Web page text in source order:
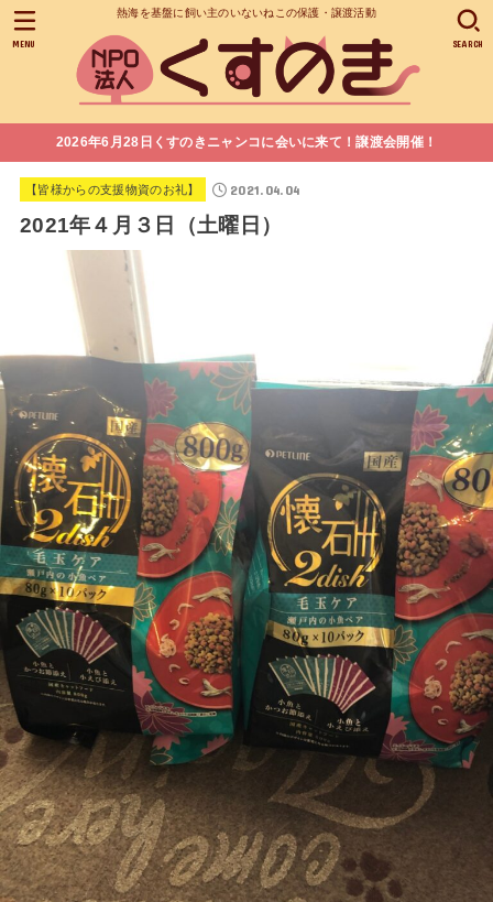
熱海を基盤に飼い主のいないねこの保護・譲渡活動
SEARCH
MENU
2026年6月28日くすのきニャンコに会いに来て！譲渡会開催！
【皆様からの支援物資のお礼】 2021.04.04
2021年４月３日（土曜日）